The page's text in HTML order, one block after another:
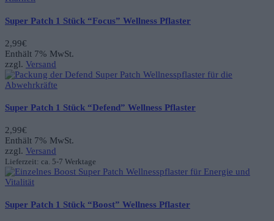
Super Patch 1 Stück “Focus” Wellness Pflaster
2,99€
Enthält 7% MwSt.
zzgl. Versand
Super Patch 1 Stück “Defend” Wellness Pflaster
2,99€
Enthält 7% MwSt.
zzgl. Versand
Lieferzeit: ca. 5-7 Werktage
Super Patch 1 Stück “Boost” Wellness Pflaster